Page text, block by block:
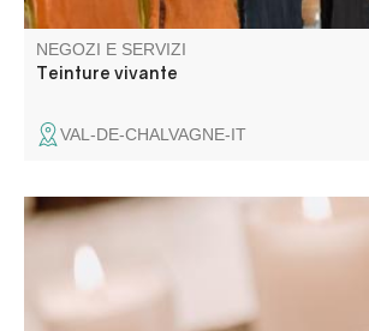
NEGOZI E SERVIZI
Teinture vivante
VAL-DE-CHALVAGNE-IT
Fabbricanti artigianali di cera, produciamo
naturali di cera vegetale, diffusori di
nebulizzatori per cuscini e candele da
Cosmetici a base vegetale con prodotti e